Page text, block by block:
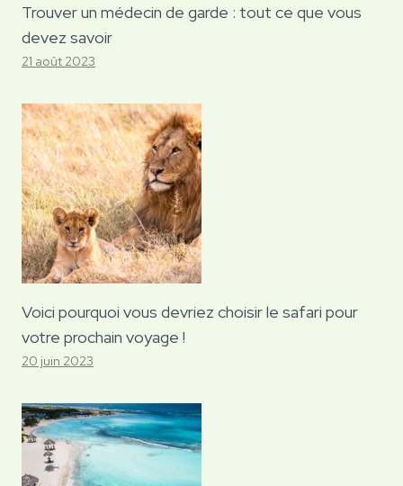
Trouver un médecin de garde : tout ce que vous
devez savoir
21 août 2023
Voici pourquoi vous devriez choisir le safari pour
votre prochain voyage !
20 juin 2023